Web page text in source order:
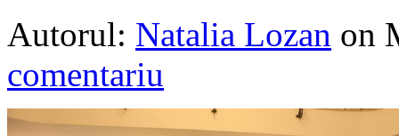
Autorul: Natalia Lozan on
comentariu